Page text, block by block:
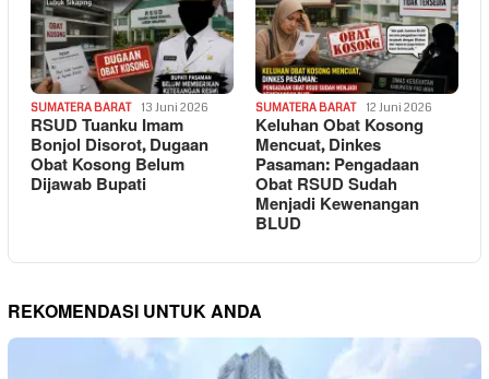
SUMATERA BARAT 13 Juni 2026
RSUD Tuanku Imam
Bonjol Disorot, Dugaan
Obat Kosong Belum
Dijawab Bupati
SUMATERA BARAT 12 Juni 2026
Keluhan Obat Kosong
Mencuat, Dinkes
Pasaman: Pengadaan
Obat RSUD Sudah
Menjadi Kewenangan
BLUD
REKOMENDASI UNTUK ANDA